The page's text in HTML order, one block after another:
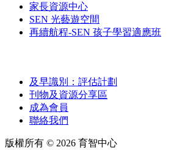
家長資源中心
SEN 光藝遊空間
再續航程-SEN 孩子學習適應班
及早識別：評估計劃
刊物及資源分享區
成為會員
聯絡我們
版權所有 © 2026 育智中心